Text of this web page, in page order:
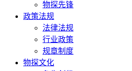
物探先锋
政策法规
法律法规
行业政策
规章制度
物探文化